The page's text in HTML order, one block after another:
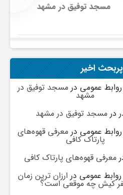
مسجد توفیق در مشهد
اخیر
عمومی درمسجد توفیق در
مشهد
در مسجد توفیق در مشهد
عمومی درمعرفی قهوه‌های
پارتاک کافی
معرفی قهوه‌های پارتاک کافی
عمومی در ارزان ترین زمان
کیش چه موقعی است؟